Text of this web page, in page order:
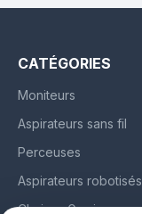
CATÉGORIES
Moniteurs
Aspirateurs sans fil
Perceuses
Aspirateurs robotisés
Chaises Gaming